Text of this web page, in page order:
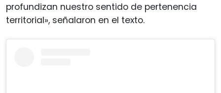
profundizan nuestro sentido de pertenencia
territorial», señalaron en el texto.